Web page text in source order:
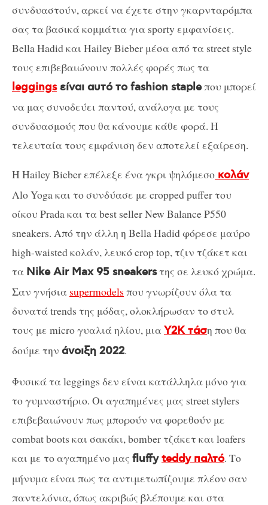
συνδυαστούν, αρκεί να έχετε στην γκαρνταρόμπα
σας τα βασικά κομμάτια για sporty εμφανίσεις.
Bella Hadid και Hailey Bieber μέσα από τα street style
τους επιβεβαιώνουν πολλές φορές πως τα
leggingsείναι αυτό το fashion stapleπου μπορεί
να μας συνοδεύει παντού, ανάλογα με τους
συνδυασμούς που θα κάνουμε κάθε φορά. Η
τελευταία τους εμφάνιση δεν αποτελεί εξαίρεση.
Η Hailey Bieber επέλεξε ένα γκρι ψηλόμεσο κολάν
Alo Yoga και το συνδύασε με cropped puffer του
οίκου Prada και τα best seller New Balance P550
sneakers. Από την άλλη η Bella Hadid φόρεσε μαύρο
high-waisted κολάν, λευκό crop top, τζιν τζάκετ και
τα Nike Air Max 95 sneakersτης σε λευκό χρώμα.
Σαν γνήσια supermodels που γνωρίζουν όλα τα
δυνατά trends της μόδας, ολοκλήρωσαν το στυλ
τους με micro γυαλιά ηλίου, μιαY2K τάση που θα
δούμε την άνοιξη 2022.
Φυσικά τα leggings δεν είναι κατάλληλα μόνο για
το γυμναστήριο. Οι αγαπημένες μας street stylers
επιβεβαιώνουν πως μπορούν να φορεθούν με
combat boots και σακάκι, bomber τζάκετ και loafers
και με το αγαπημένο μας fluffyteddy παλτό. Το
μήνυμα είναι πως τα αντιμετωπίζουμε πλέον σαν
παντελόνια, όπως ακριβώς βλέπουμε και στα